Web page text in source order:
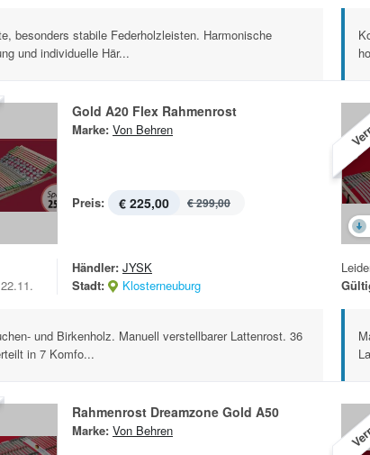
besonders stabile Federholzleisten. Harmonische
und individuelle Här...
Gold A20 Flex Rahmenrost
Marke: Von Behren
Preis: € 225,00 € 299,00
Händler: JYSK
Stadt:
Klosterneuburg
und Birkenholz. Manuell verstellbarer Lattenrost. 36
in 7 Komfo...
Rahmenrost Dreamzone Gold A50
Marke: Von Behren